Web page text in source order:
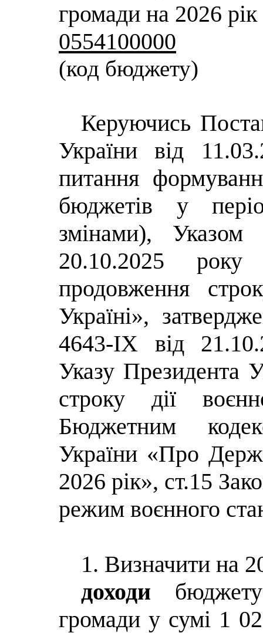
громади на 2026 рік
0554100000
(код бюджету)
Керуючись
України від
питання
бюджетів у
змінами), Указом
20.10.2025
продовження
Україні»,
4643-IX від
Указу Президента
строку дії
Бюджетним
України «Про
2026 рік», ст.15
режим воєнного
1. Визначити на
доходи
громади у сумі 1